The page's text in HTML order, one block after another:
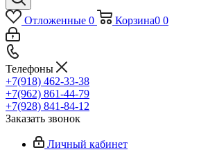
Отложенные 0 Корзина0 0
Телефоны
+7(918) 462-33-38
+7(962) 861-44-79
+7(928) 841-84-12
Заказать звонок
Личный кабинет